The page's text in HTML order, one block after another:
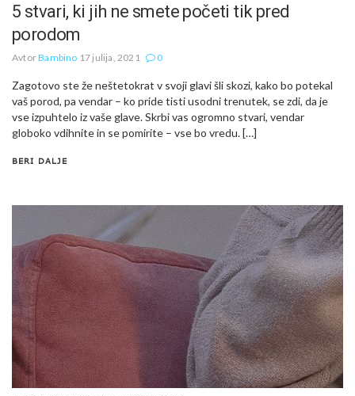
5 stvari, ki jih ne smete početi tik pred
porodom
AvtorBambino 17 julija, 2021 0
Zagotovo ste že neštetokrat v svoji glavi šli skozi, kako bo potekal
vaš porod, pa vendar – ko pride tisti usodni trenutek, se zdi, da je
vse izpuhtelo iz vaše glave. Skrbi vas ogromno stvari, vendar
globoko vdihnite in se pomirite – vse bo vredu. […]
BERI DALJE